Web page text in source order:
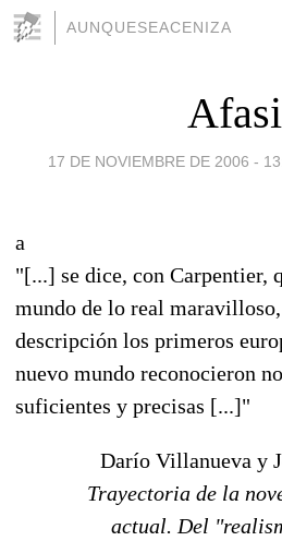
AUNQUESEACENIZA
17 DE NOVIEMBRE DE 2006 -
a
"[...] se dice, con Carpentier,
mundo de lo real
descripción los primeros
nuevo mundo reconocieron
suficientes y precisas [...]"
Darío Villanueva y
Trayectoria de la
actual. Del